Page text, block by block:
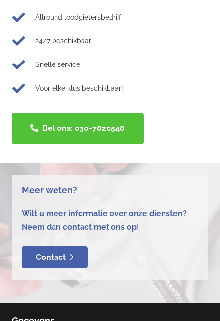
Allround loodgietersbedrijf
24/7 beschikbaar
Snelle service
Voor elke klus beschikbaar!
Bel ons: 030-7820548
Meer weten?
Wilt u meer informatie over onze diensten?
Neem dan contact met ons op!
Contact